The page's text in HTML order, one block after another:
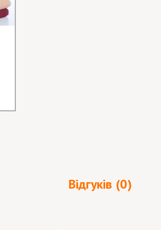
Відгуків (0)